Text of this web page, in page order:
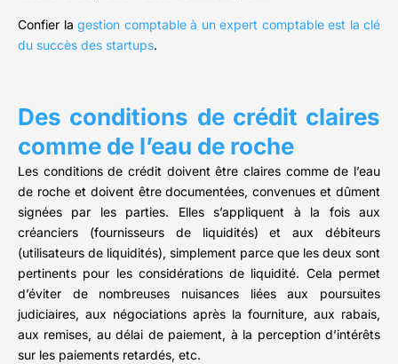
Confier la gestion comptable à un expert comptable est la clé
du succès des startups.
Des conditions de crédit claires
comme de l’eau de roche
Les conditions de crédit doivent être claires comme de l’eau
de roche et doivent être documentées, convenues et dûment
signées par les parties. Elles s’appliquent à la fois aux
créanciers (fournisseurs de liquidités) et aux débiteurs
(utilisateurs de liquidités), simplement parce que les deux sont
pertinents pour les considérations de liquidité. Cela permet
d’éviter de nombreuses nuisances liées aux poursuites
judiciaires, aux négociations après la fourniture, aux rabais,
aux remises, au délai de paiement, à la perception d’intérêts
sur les paiements retardés, etc.